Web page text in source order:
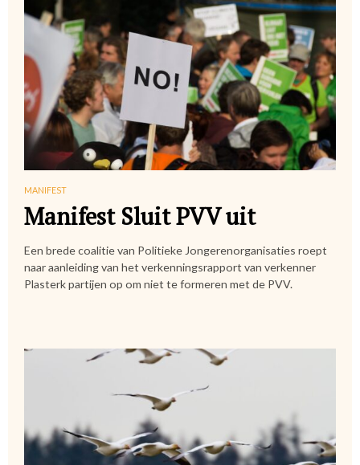
MANIFEST
Manifest Sluit PVV uit
Een brede coalitie van Politieke Jongerenorganisaties roept
naar aanleiding van het verkenningsrapport van verkenner
Plasterk partijen op om niet te formeren met de PVV.